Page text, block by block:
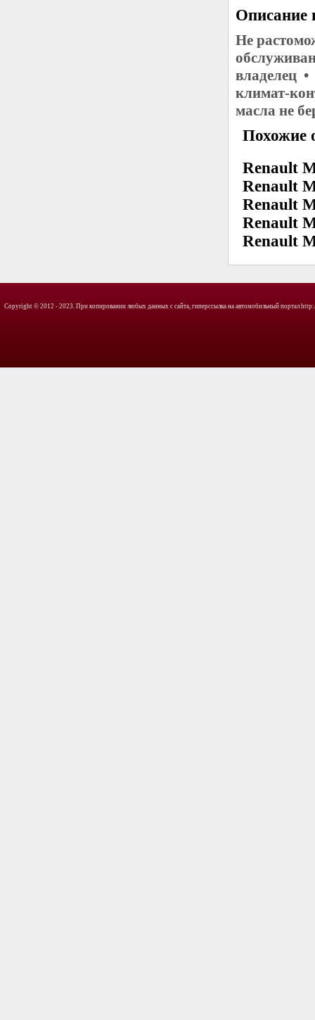
Описание
Не
владелец
климат-
масла не
Похожие
Renault
Renault
Renault
Renault
Renault
Copyright © 2012 - 2023. При копировании любых данных с сайта, гиперссылка на автомобильный портал